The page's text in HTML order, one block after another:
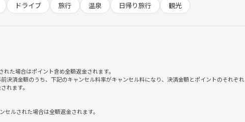
ドライブ 旅行 温泉 日帰り旅行 観光
た場合はポイント含め全額返金されます。
決済金額のうち、下記のキャンセル料率がキャンセル料になり、決済金額とポイントのそれぞれ
れます。
セルされた場合は全額返金されます。